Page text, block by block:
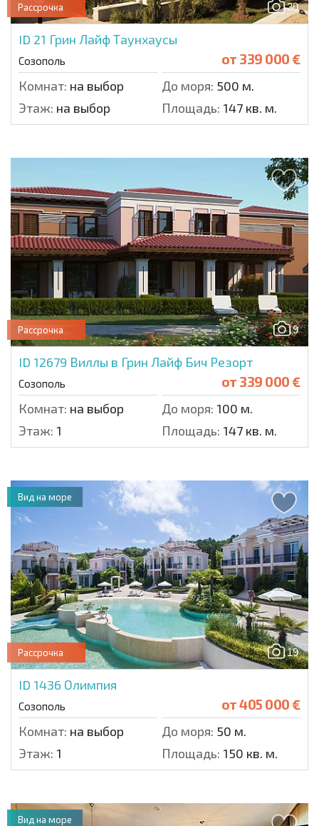
30
Рассрочка
ID 21 Грин Лайф Таунхаусы
Созополь от 339 000 €
Комнат: на выбор До моря: 500 м.
Этаж: на выбор Площадь: 147 кв. м.
9
Рассрочка
ID 12679 Виллы в Грин Лайф Бич Резорт
Созополь от 339 000 €
Комнат: на выбор До моря: 100 м.
Этаж: 1 Площадь: 147 кв. м.
19
Рассрочка
ID 1436 Олимпия
Созополь от405 000 €
Комнат: на выбор До моря: 50 м.
Этаж: 1 Площадь: 150 кв. м.
Вид на море
Вид на море